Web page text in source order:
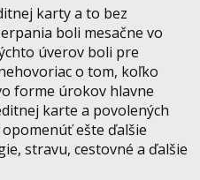
karty a to bez
boli mesačne vo
úverov boli pre
o tom, koľko
forme úrokov hlavne
karte a povolených
ešte ďalšie
stravu, cestovné a ďalšie